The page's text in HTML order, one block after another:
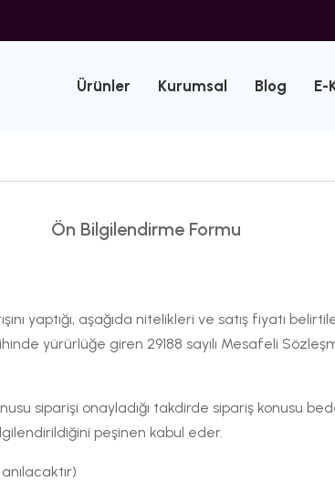
Ürünler Kurumsal Blog E-
Ön Bilgilendirme Formu
yaptığı, aşağıda nitelikleri ve satış fiyatı
yürürlüğe giren 29188 sayılı Mesafeli
siparişi onayladığı takdirde sipariş konusu
peşinen kabul eder.